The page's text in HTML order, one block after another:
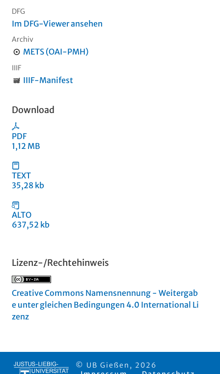
DFG
Im DFG-Viewer ansehen
Archiv
METS (OAI-PMH)
IIIF
IIIF-Manifest
Download
PDF
1,12 MB
TEXT
35,28 kb
ALTO
637,52 kb
Lizenz-/Rechtehinweis
Creative Commons Namensnennung - Weitergab
e unter gleichen Bedingungen 4.0 International Li
zenz
© UB Gießen, 2026